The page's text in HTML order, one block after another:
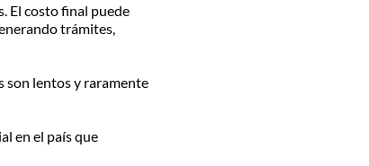
El costo final puede
trámites,
son lentos y raramente
en el país que